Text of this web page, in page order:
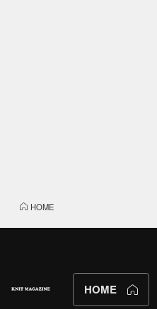
HOME
HOME